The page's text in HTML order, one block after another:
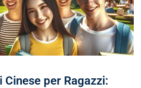
Cinese per Ragazzi: